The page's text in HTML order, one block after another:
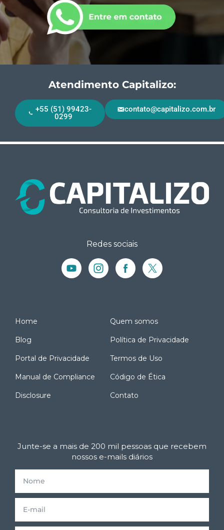
Atendimento Capitalizo:
+55 (51) 99423-
0299
contato@capitalizo.com.br
Redes sociais
Home Quem somos
Blog Política de Privacidade
Portal de Privacidade Termos de Uso
Manual de Compliance Código de Ética
Disclosure Contato
Junte-se a mais de 200 mil pessoas que recebem
nossos e-mails diários